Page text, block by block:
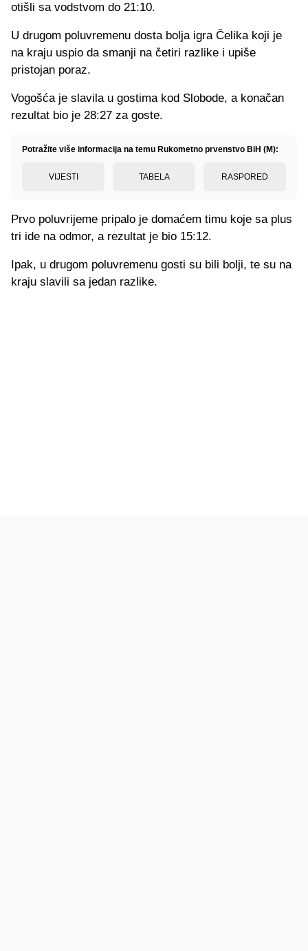
otišli sa vodstvom do 21:10.
U drugom poluvremenu dosta bolja igra Čelika koji je
na kraju uspio da smanji na četiri razlike i upiše
pristojan poraz.
Vogošća je slavila u gostima kod Slobode, a konačan
rezultat bio je 28:27 za goste.
Potražite više informacija na temu Rukometno prvenstvo BiH (M):
VIJESTI TABELA RASPORED
Prvo poluvrijeme pripalo je domaćem timu koje sa plus
tri ide na odmor, a rezultat je bio 15:12.
Ipak, u drugom poluvremenu gosti su bili bolji, te su na
kraju slavili sa jedan razlike.